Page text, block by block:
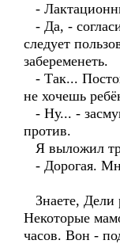
-
- Да, -
следует
забеременеть.
- Так...
не хочешь
- Ну... -
против.
Я выложил
- Дорогая.
Знаете, Дели
Некоторые
часов. Вон -